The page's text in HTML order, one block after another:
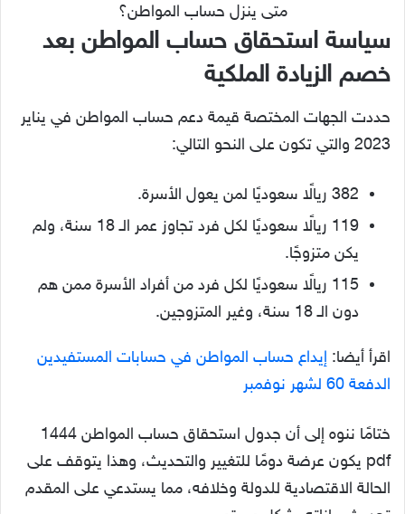
متى ينزل حساب المواطن؟
سياسة استحقاق حساب المواطن بعد
خصم الزيادة الملكية
حددت الجهات المختصة قيمة دعم حساب المواطن في يناير
2023 والتي تكون على النحو التالي:
382 ريالًا سعوديًا لمن يعول الأسرة.
119 ريالًا سعوديًا لكل فرد تجاوز عمر الـ 18 سنة، ولم
يكن متزوجًا.
115 ريالًا سعوديًا لكل فرد من أفراد الأسرة ممن هم
دون الـ 18 سنة، وغير المتزوجين.
اقرأ أيضا: إيداع حساب المواطن في حسابات المستفيدين
الدفعة 60 لشهر نوفمبر
ختامًا ننوه إلى أن جدول استحقاق حساب المواطن 1444
pdf يكون عرضة دومًا للتغيير والتحديث، وهذا يتوقف على
الحالة الاقتصادية للدولة وخلافه، مما يستدعي على المقدم